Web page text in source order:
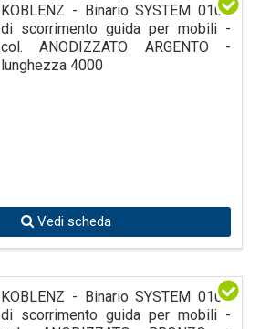
KOBLENZ - Binario SYSTEM 0100
di scorrimento guida per mobili -
col. ANODIZZATO ARGENTO -
lunghezza 4000
Vedi scheda
KOBLENZ - Binario SYSTEM 0100
di scorrimento guida per mobili -